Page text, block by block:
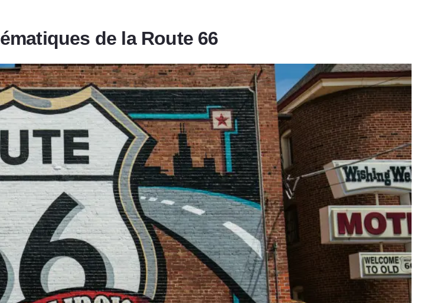
de la Route 66